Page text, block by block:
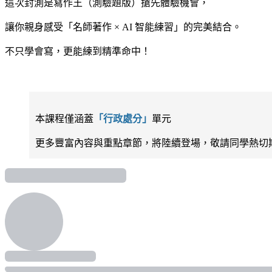
這次封測是寫作王（測驗題版）搶先體驗機會，
讓你親身感受「名師著作 × AI 智能練習」的完美結合。
不只學會寫，更能練到精準命中！
本課程僅涵蓋 「行政處分」 單元
更多豐富內容與重點章節，將陸續登場，敬請同學熱切